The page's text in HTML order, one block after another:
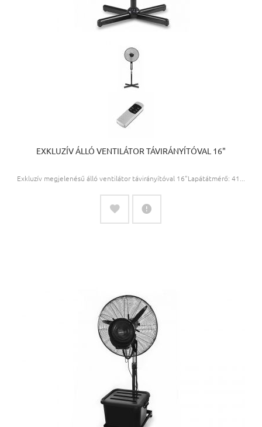
EXKLUZÍV ÁLLÓ VENTILÁTOR TÁVIRÁNYÍTÓVAL 16"
Exkluzív megjelenésű álló ventilátor távirányítóval 16"Lapátátmérő: 41...